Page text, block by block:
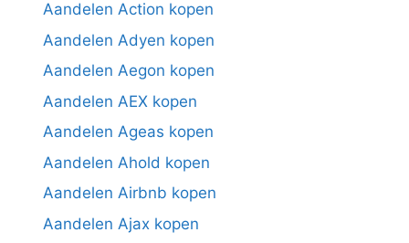
Aandelen Action kopen
Aandelen Adyen kopen
Aandelen Aegon kopen
Aandelen AEX kopen
Aandelen Ageas kopen
Aandelen Ahold kopen
Aandelen Airbnb kopen
Aandelen Ajax kopen